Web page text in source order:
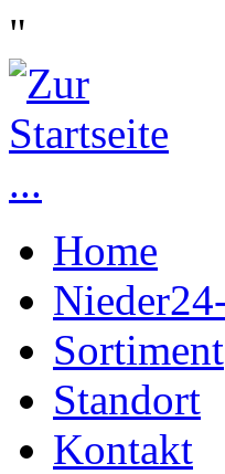
"
Home
Sortiment
Standort
Kontakt